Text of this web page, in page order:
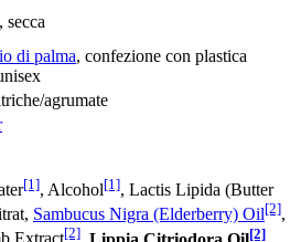
secca
di palma, confezione con plastica
agrumate
[1], Alcohol[1], Lactis Lipida (Butter
Sambucus Nigra (Elderberry) Oil[2],
[2] [2]